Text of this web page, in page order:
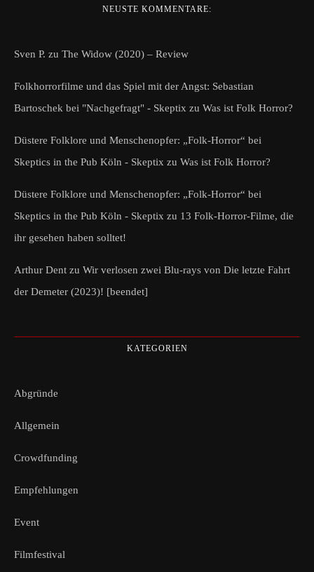
NEUSTE KOMMENTARE:
Sven P. zu The Widow (2020) – Review
Folkhorrorfilme und das Spiel mit der Angst: Sebastian
Bartoschek bei "Nachgefragt" - Skeptix zu Was ist Folk Horror?
Düstere Folklore und Menschenopfer: „Folk-Horror“ bei
Skeptics in the Pub Köln - Skeptix zu Was ist Folk Horror?
Düstere Folklore und Menschenopfer: „Folk-Horror“ bei
Skeptics in the Pub Köln - Skeptix zu 13 Folk-Horror-Filme, die
ihr gesehen haben solltet!
Arthur Dent zu Wir verlosen zwei Blu-rays von Die letzte Fahrt
der Demeter (2023)! [beendet]
KATEGORIEN
Abgründe
Allgemein
Crowdfunding
Empfehlungen
Event
Filmfestival